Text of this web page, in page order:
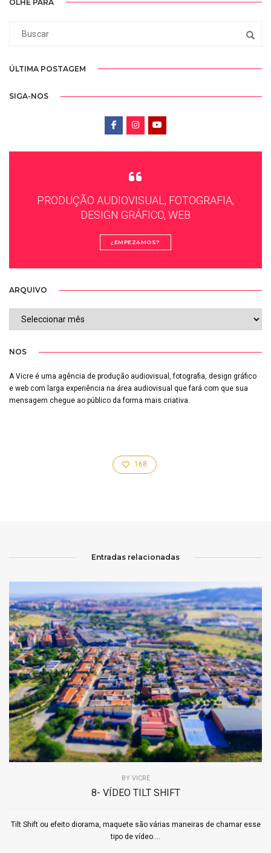
OLHE PARA
ÚLTIMA POSTAGEM
SIGA-NOS
PRODUÇÃO AUDIOVISUAL, FOTOGRAFIA,
DESIGN GRÁFICO, WEB
¿EMPEZAMOS?
ARQUIVO
ARQUIVO
NOS
A Vicre é uma agência de produção audiovisual, fotografia, design gráfico
e web com larga experiência na área audiovisual que fará com que sua
mensagem chegue ao público da forma mais criativa.
168
Entradas relacionadas
BY VICRE
8- VÍDEO TILT SHIFT
Tilt Shift ou efeito diorama, maquete são várias maneiras de chamar esse
tipo de vídeo....